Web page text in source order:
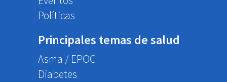
Políticas
Principales temas de salud
Asma / EPOC
Diabetes